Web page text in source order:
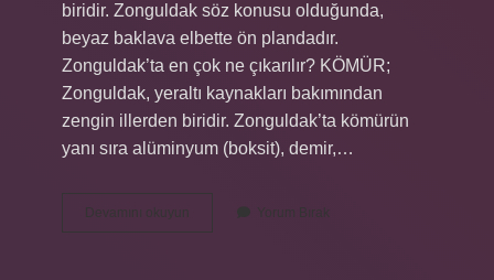
biridir. Zonguldak söz konusu olduğunda,
beyaz baklava elbette ön plandadır.
Zonguldak’ta en çok ne çıkarılır? KÖMÜR;
Zonguldak, yeraltı kaynakları bakımından
zengin illerden biridir. Zonguldak’ta kömürün
yanı sıra alüminyum (boksit), demir,…
Devamını okuyun
Zonguldaktan
Ne
Yorum Bırak